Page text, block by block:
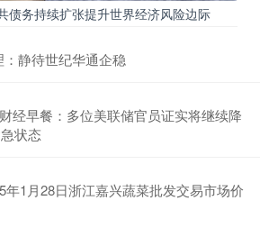
债务持续扩张提升世界经济风险边际
静待世纪华通企稳
经早餐：多位美联储官员证实将继续降
状态
年1月28日浙江嘉兴蔬菜批发交易市场价